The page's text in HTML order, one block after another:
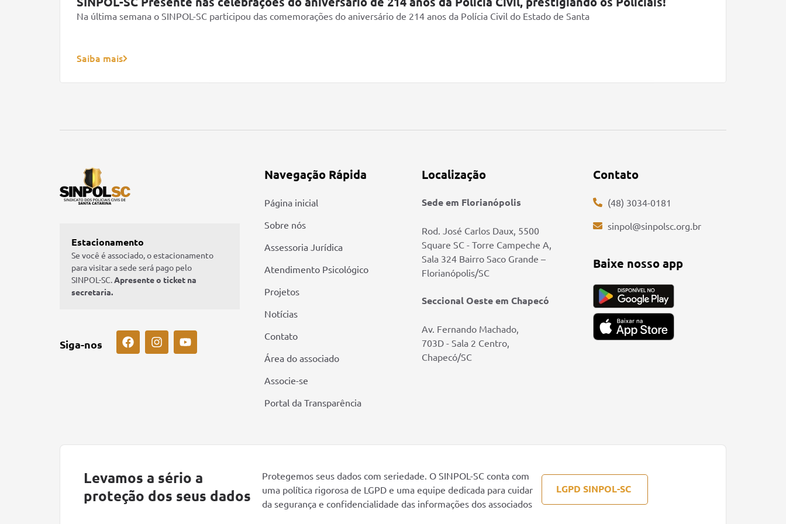
Na última semana o SINPOL-SC participou das comemorações do aniversário de 214 anos da Polícia Civil do Estado de Santa
Saiba mais
Estacionamento
Se você é associado, o estacionamento
para visitar a sede será pago pelo
SINPOL-SC.Apresente o ticket na
secretaria.
Siga-nos
Navegação Rápida
Página inicial
Sobre nós
Assessoria Jurídica
Atendimento Psicológico
Projetos
Notícias
Contato
Área do associado
Associe-se
Portal da Transparência
Localização
Sede em Florianópolis
Rod. José Carlos Daux, 5500
Square SC - Torre Campeche A,
Sala 324 Bairro Saco Grande –
Florianópolis/SC
Seccional Oeste em Chapecó
Av. Fernando Machado,
703D - Sala 2 Centro,
Chapecó/SC
Contato
(48) 3034-0181
sinpol@sinpolsc.org.br
Baixe nosso app
Levamos a sério a
proteção dos seus dados
Protegemos seus dados com seriedade. O SINPOL-SC conta com
uma política rigorosa de LGPD e uma equipe dedicada para cuidar
da segurança e confidencialidade das informações dos associados
LGPD SINPOL-SC